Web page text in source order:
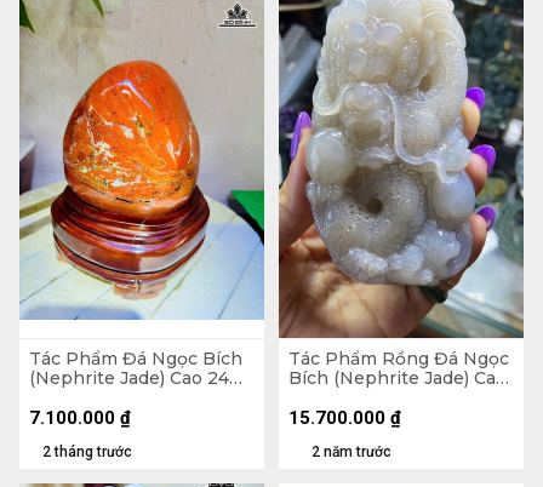
Tác Phẩm Đá Ngọc Bích
(Nephrite Jade) Cao 24
2 tháng trước
7.100.000 ₫
Tác Phẩm Rồng Đá Ngọc
Bích (Nephrite Jade) Cao
(mm) 298g
2 năm trước
15.700.000 ₫